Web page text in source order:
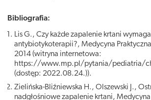
Bibliografia:
Lis G., Czy każde zapalenie krtani wymaga
antybiotykoterapii?, Medycyna
2014 (witryna internetowa:
https://www.mp.pl/pytania/pediatria/
(dostęp: 2022.08.24.)).
Zielińska-Bliźniewska H., Olszewski J.,
nadgłośniowe zapalenie krtani,